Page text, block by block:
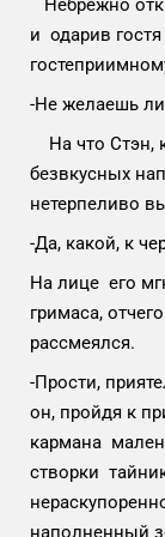
Небрежно
и одарив
-Не желаешь
На что Стэн,
безвкусных
нетерпеливо
-Да, какой, к
На лице его
гримаса,
рассмеялся.
-Прости,
он, пройдя к
кармана
створки
наполненный